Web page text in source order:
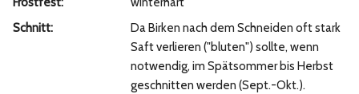
Schnitt:
Da Birken nach dem Schneiden oft stark
Saft verlieren ("bluten") sollte, wenn
notwendig, im Spätsommer bis Herbst
geschnitten werden (Sept.-Okt.).